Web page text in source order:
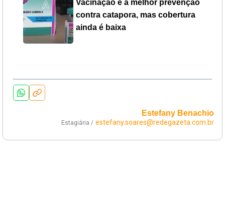
Vacinação é a melhor prevenção
contra catapora, mas cobertura
ainda é baixa
Estefany Benachio
Estagiária / estefany.soares@redegazeta.com.br